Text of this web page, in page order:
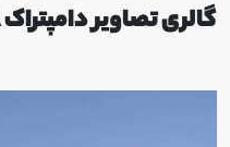
گالری تصاویر دامپتراک PSG 95A